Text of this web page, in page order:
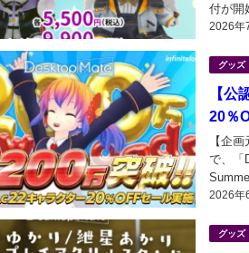
2026年
付が開
とても
グッズ
【公
20％
2026年
【企
で、「
「
グッズ